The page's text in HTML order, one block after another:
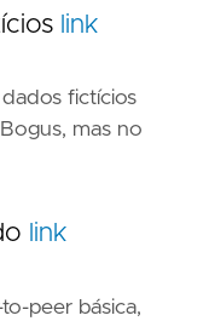
link
fictícios
mas no
link
peer básica,